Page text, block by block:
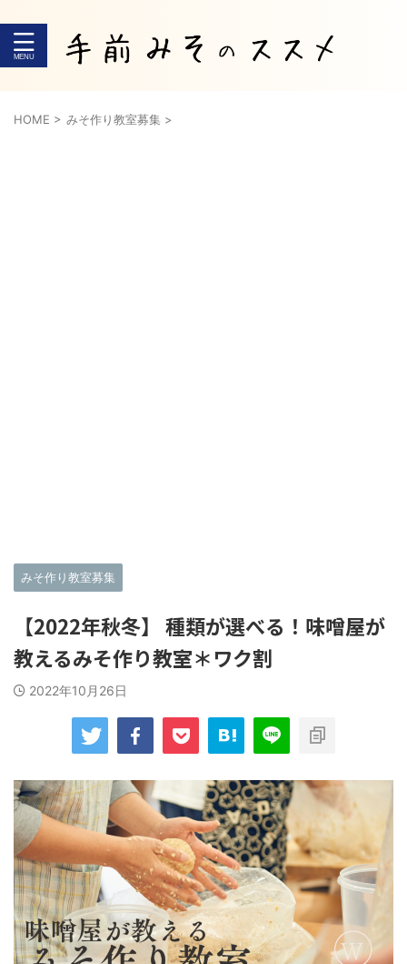
HOME > みそ作り教室募集 >
みそ作り教室募集
【2022年秋冬】 種類が選べる！味噌屋が
教えるみそ作り教室＊ワク割
2022年10月26日